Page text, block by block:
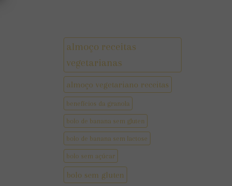
almoço receitas
vegetarianas
almoço vegetariano receitas
benefícios da granola
bolo de banana sem gluten
bolo de banana sem lactose
bolo sem açúcar
bolo sem gluten